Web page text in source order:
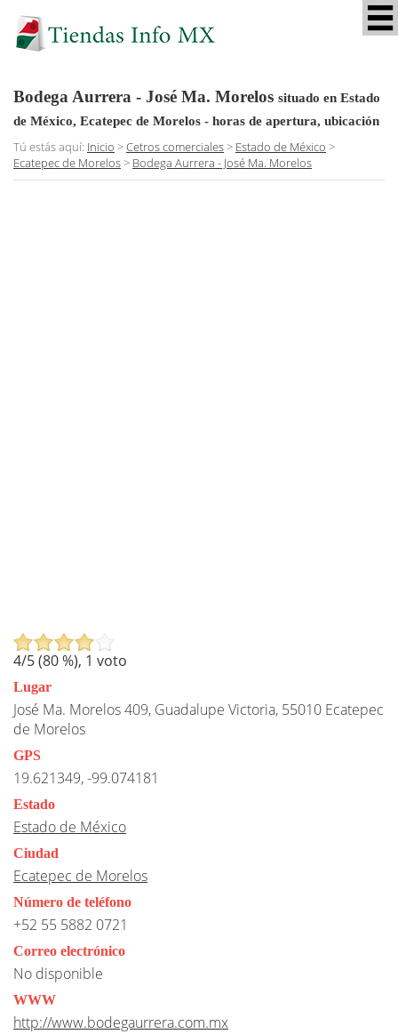
Bodega Aurrera - José Ma. Morelos situado en Estado
de México, Ecatepec de Morelos - horas de apertura, ubicación
Tú estás aquí: Inicio >Cetros comerciales> Estado de México >
Ecatepec de Morelos> Bodega Aurrera - José Ma. Morelos
4/5 (80%), 1 voto
Lugar
José Ma. Morelos 409, Guadalupe Victoria, 55010 Ecatepec
de Morelos
GPS
19.621349, -99.074181
Estado
Estado de México
Ciudad
Ecatepec de Morelos
Número de teléfono
+52 55 5882 0721
Correo electrónico
No disponible
WWW
http://www.bodegaurrera.com.mx